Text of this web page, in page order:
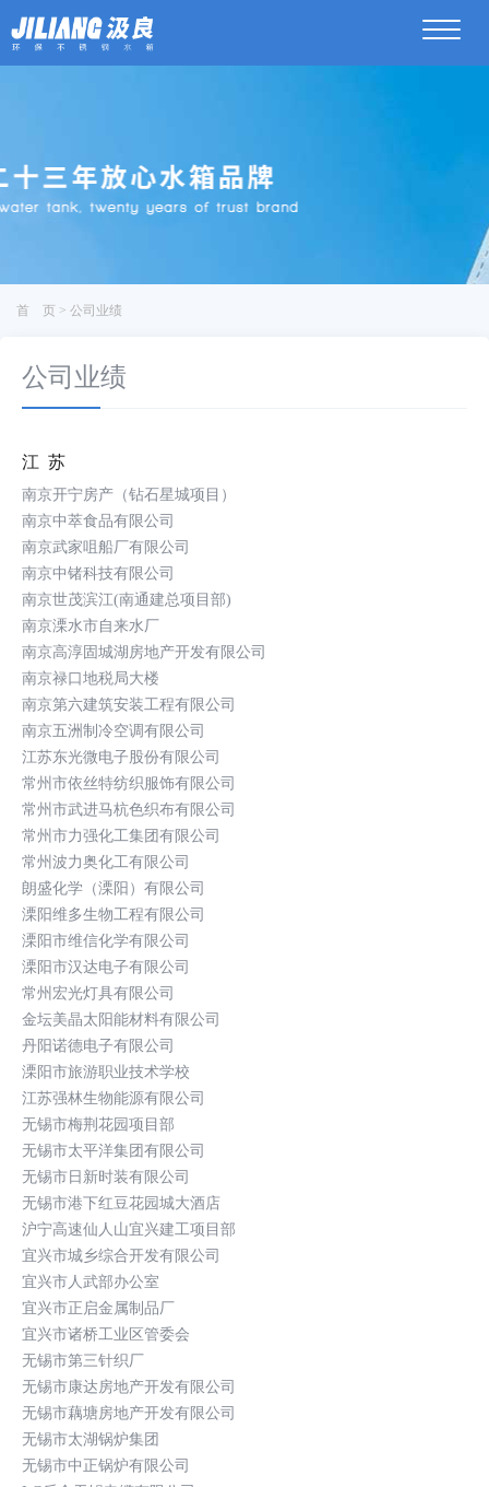
菜
首 页 > 公司业绩
公司业绩
江苏
南京开宁房产（钻石星城项目）
南京中萃食品有限公司
南京武家咀船厂有限公司
南京中锗科技有限公司
南京世茂滨江(南通建总项目部)
南京溧水市自来水厂
南京高淳固城湖房地产开发有限公司
南京禄口地税局大楼
南京第六建筑安装工程有限公司
南京五洲制冷空调有限公司
江苏东光微电子股份有限公司
常州市依丝特纺织服饰有限公司
常州市武进马杭色织布有限公司
常州市力强化工集团有限公司
常州波力奥化工有限公司
朗盛化学（溧阳）有限公司
溧阳维多生物工程有限公司
溧阳市维信化学有限公司
溧阳市汉达电子有限公司
常州宏光灯具有限公司
金坛美晶太阳能材料有限公司
丹阳诺德电子有限公司
溧阳市旅游职业技术学校
江苏强林生物能源有限公司
无锡市梅荆花园项目部
无锡市太平洋集团有限公司
无锡市日新时装有限公司
无锡市港下红豆花园城大酒店
沪宁高速仙人山宜兴建工项目部
宜兴市城乡综合开发有限公司
宜兴市人武部办公室
宜兴市正启金属制品厂
宜兴市诸桥工业区管委会
无锡市第三针织厂
无锡市康达房地产开发有限公司
无锡市藕塘房地产开发有限公司
无锡市太湖锅炉集团
无锡市中正锅炉有限公司